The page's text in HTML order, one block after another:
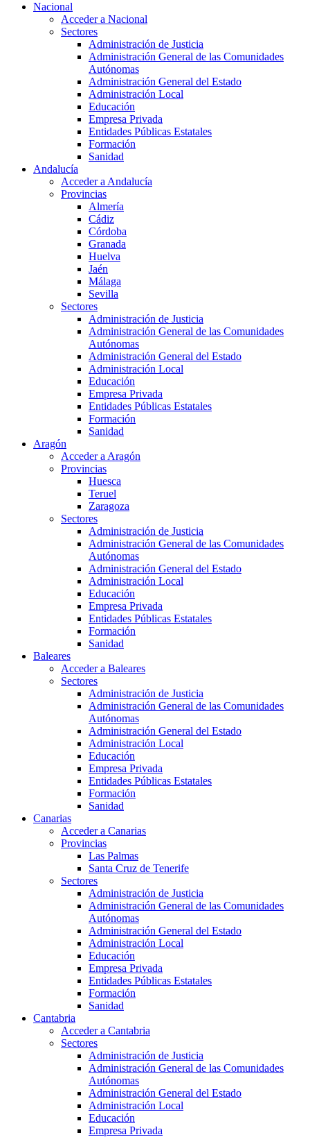
Nacional
Acceder a Nacional
Sectores
Administración de Justicia
Administración General de las Comunidades
Autónomas
Administración General del Estado
Administración Local
Educación
Empresa Privada
Entidades Públicas Estatales
Formación
Sanidad
Andalucía
Acceder a Andalucía
Provincias
Almería
Cádiz
Córdoba
Granada
Huelva
Jaén
Málaga
Sevilla
Sectores
Administración de Justicia
Administración General de las Comunidades
Autónomas
Administración General del Estado
Administración Local
Educación
Empresa Privada
Entidades Públicas Estatales
Formación
Sanidad
Aragón
Acceder a Aragón
Provincias
Huesca
Teruel
Zaragoza
Sectores
Administración de Justicia
Administración General de las Comunidades
Autónomas
Administración General del Estado
Administración Local
Educación
Empresa Privada
Entidades Públicas Estatales
Formación
Sanidad
Baleares
Acceder a Baleares
Sectores
Administración de Justicia
Administración General de las Comunidades
Autónomas
Administración General del Estado
Administración Local
Educación
Empresa Privada
Entidades Públicas Estatales
Formación
Sanidad
Canarias
Acceder a Canarias
Provincias
Las Palmas
Santa Cruz de Tenerife
Sectores
Administración de Justicia
Administración General de las Comunidades
Autónomas
Administración General del Estado
Administración Local
Educación
Empresa Privada
Entidades Públicas Estatales
Formación
Sanidad
Cantabria
Acceder a Cantabria
Sectores
Administración de Justicia
Administración General de las Comunidades
Autónomas
Administración General del Estado
Administración Local
Educación
Empresa Privada